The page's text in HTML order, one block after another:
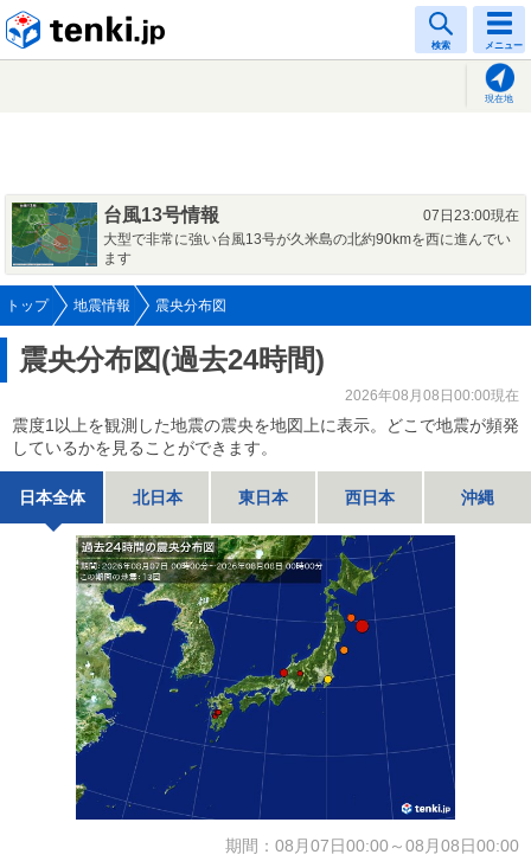
検索 メニュー
現在地
台風13号情報
07日23:00現在
大型で非常に強い台風13号が久米島の北約90kmを西に進んでい
ます
トップ 地震情報 震央分布図
震央分布図(過去24時間)
2026年08月08日00:00現在
震度1以上を観測した地震の震央を地図上に表示。どこで地震が頻発
しているかを見ることができます。
日本全体 北日本 東日本 西日本 沖縄
期間：08月07日00:00～08月08日00:00